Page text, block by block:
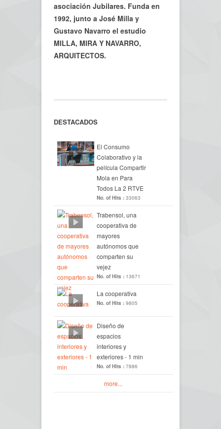
asociación Jubilares. Funda en
1992, junto a José Milla y
Gustavo Navarro el estudio
MILLA, MIRA Y NAVARRO,
ARQUITECTOS.
DESTACADOS
El Consumo
Colaborativo y la
película Compartir
Mola en Para
Todos La 2 RTVE
No. of Hits : 33063
Trabensol, una
cooperativa de
mayores
autónomos que
comparten su
vejez
No. of Hits : 13671
La cooperativa
No. of Hits : 9805
Diseño de
espacios
interiores y
exteriores - 1 min
No. of Hits : 7886
more...